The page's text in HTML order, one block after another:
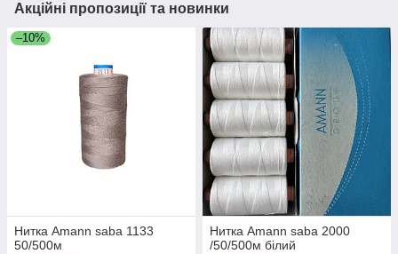
Акційні пропозиції та новинки
–10%
Нитка Amann saba 1133
50/500м
Нитка Amann saba 2000
/50/500м білий